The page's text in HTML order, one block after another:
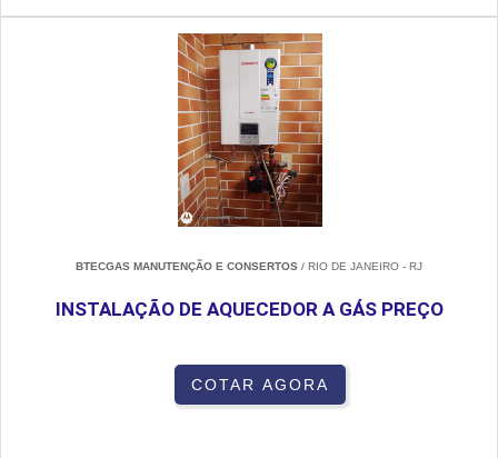
BTECGAS MANUTENÇÃO E CONSERTOS / RIO DE JANEIRO - RJ
INSTALAÇÃO DE AQUECEDOR A GÁS PREÇO
COTAR AGORA